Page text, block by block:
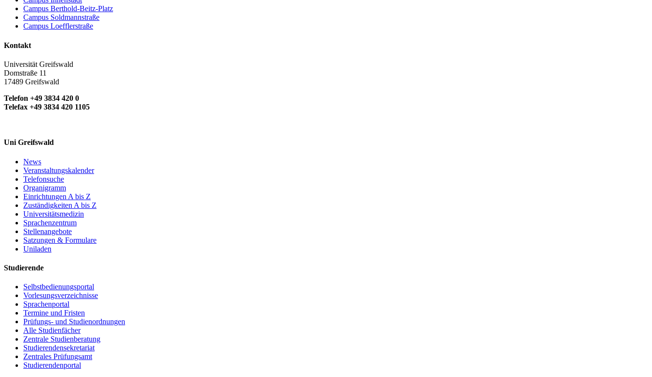
Campus Berthold-Beitz-Platz
Campus Soldmannstraße
Campus Loefflerstraße
Kontakt
Universität Greifswald
Domstraße 11
17489 Greifswald
Telefon +49 3834 420 0
Telefax +49 3834 420 1105
Uni Greifswald
News
Veranstaltungskalender
Telefonsuche
Organigramm
Einrichtungen A bis Z
Zuständigkeiten A bis Z
Universitätsmedizin
Sprachenzentrum
Stellenangebote
Satzungen & Formulare
Uniladen
Studierende
Selbstbedienungsportal
Vorlesungsverzeichnisse
Sprachenportal
Termine und Fristen
Prüfungs- und Studienordnungen
Alle Studienfächer
Zentrale Studienberatung
Studierendensekretariat
Zentrales Prüfungsamt
Studierendenportal